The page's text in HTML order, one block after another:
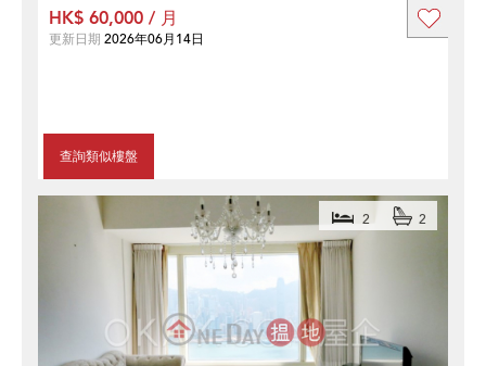
查詢類似樓盤
HK$ 60,000 / 月
更新日期 2026年06月14日
2 2